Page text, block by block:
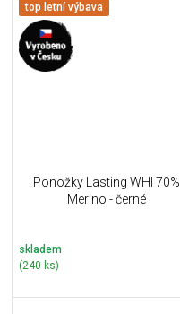
top letní výbava
Ponožky Lasting WHI 70%
Merino - černé
skladem
(240 ks)